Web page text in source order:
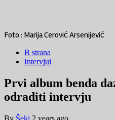
Foto : Marija Cerović Arsenijević
B strana
Intervjui
Prvi album benda
odraditi intervju
By Šeki 2 years ago